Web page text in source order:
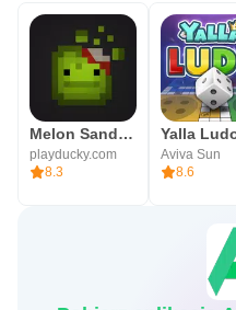
Melon Sandbox
playducky.com
8.3
Aviva Sun
8.6